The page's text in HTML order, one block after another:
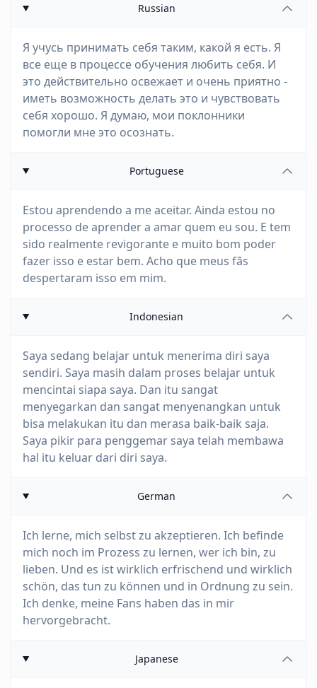
Russian
Я учусь принимать себя таким, какой я есть. Я
все еще в процессе обучения любить себя. И
это действительно освежает и очень приятно -
иметь возможность делать это и чувствовать
себя хорошо. Я думаю, мои поклонники
помогли мне это осознать.
Portuguese
Estou aprendendo a me aceitar. Ainda estou no
processo de aprender a amar quem eu sou. E tem
sido realmente revigorante e muito bom poder
fazer isso e estar bem. Acho que meus fãs
despertaram isso em mim.
Indonesian
Saya sedang belajar untuk menerima diri saya
sendiri. Saya masih dalam proses belajar untuk
mencintai siapa saya. Dan itu sangat
menyegarkan dan sangat menyenangkan untuk
bisa melakukan itu dan merasa baik-baik saja.
Saya pikir para penggemar saya telah membawa
hal itu keluar dari diri saya.
German
Ich lerne, mich selbst zu akzeptieren. Ich befinde
mich noch im Prozess zu lernen, wer ich bin, zu
lieben. Und es ist wirklich erfrischend und wirklich
schön, das tun zu können und in Ordnung zu sein.
Ich denke, meine Fans haben das in mir
hervorgebracht.
Japanese